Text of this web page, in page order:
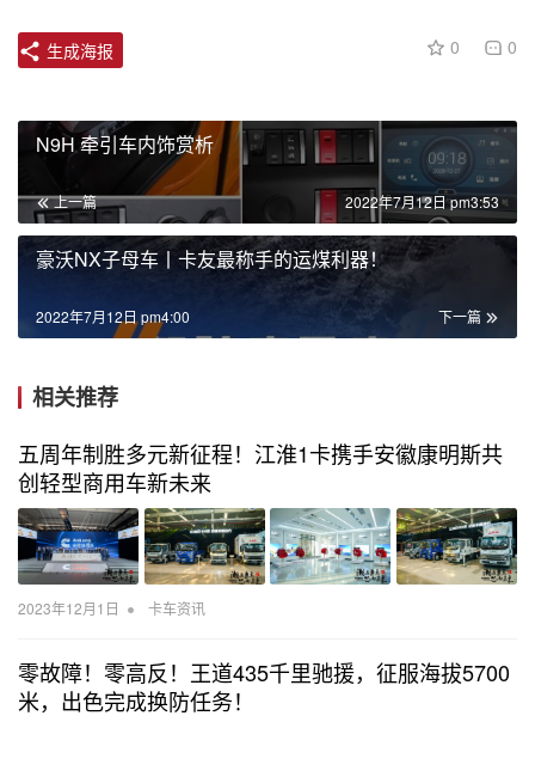
0 0
生成海报
N9H 牵引车内饰赏析
上一篇 2022年7月12日 pm3:53
豪沃NX子母车丨卡友最称手的运煤利器！
下一篇
2022年7月12日 pm4:00
相关推荐
五周年制胜多元新征程！江淮1卡携手安徽康明斯共
创轻型商用车新未来
2023年12月1日 • 卡车资讯
零故障！零高反！王道435千里驰援，征服海拔5700
米，出色完成换防任务！